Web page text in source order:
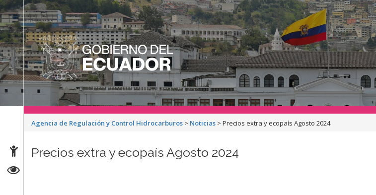
Agencia de Regulación y Control Hidrocarburos > Noticias >Precios extra y ecopaís Agosto 2024
Precios extra y ecopaís Agosto 2024